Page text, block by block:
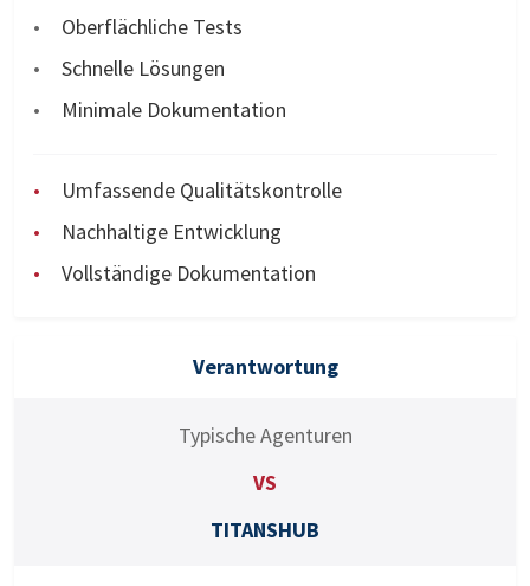
Oberflächliche Tests
Schnelle Lösungen
Minimale Dokumentation
Umfassende Qualitätskontrolle
Nachhaltige Entwicklung
Vollständige Dokumentation
Verantwortung
Typische Agenturen
VS
TITANSHUB